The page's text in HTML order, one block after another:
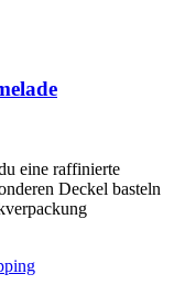
eine raffinierte
Deckel basteln